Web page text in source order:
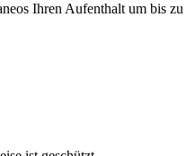
Ihren Aufenthalt um bis zu